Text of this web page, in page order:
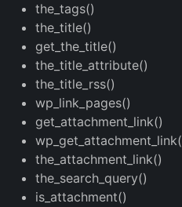
the_tags()
the_title()
get_the_title()
the_title_attribute()
the_title_rss()
wp_link_pages()
get_attachment_link()
the_attachment_link()
the_search_query()
is_attachment()